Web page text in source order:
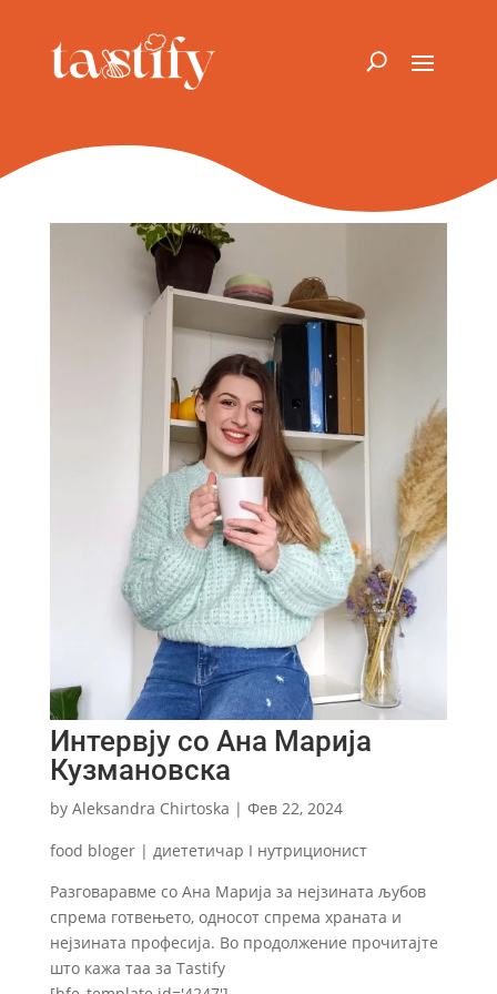
Интервју со Ана Марија
Кузмановска
by Aleksandra Chirtoska | Фев 22, 2024
food bloger | диететичар I нутриционист
Разговаравме со Ана Марија за нејзината љубов
спрема готвењето, односот спрема храната и
нејзината професија. Во продолжение прочитајте
што кажа таа за Tastify